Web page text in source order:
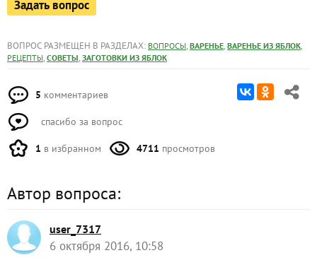
Задать вопрос
ВОПРОС РАЗМЕЩЕН В РАЗДЕЛАХ: ВОПРОСЫ, ВАРЕНЬЕ, ВАРЕНЬЕ ИЗ ЯБЛОК,
РЕЦЕПТЫ, СОВЕТЫ, ЗАГОТОВКИ ИЗ ЯБЛОК
5 комментариев
спасибо за вопрос
1 в избранном 4711 просмотров
Автор вопроса:
user_7317
6 октября 2016, 10:58